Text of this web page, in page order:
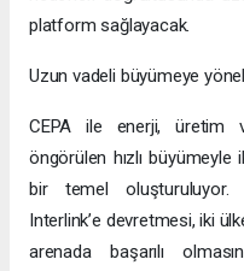
platform sağlayacak.
Uzun vadeli büyümeye
CEPA ile enerji, üretim
öngörülen hızlı
bir temel oluşturuluyor.
Interlink’e devretmesi, iki
arenada başarılı